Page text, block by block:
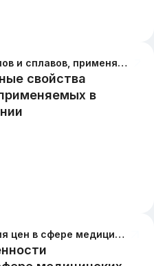
основные свойства металлов и сплавов, применяемых в поварском оборудовании
Особенности формирования цен в сфере медицинских услуг